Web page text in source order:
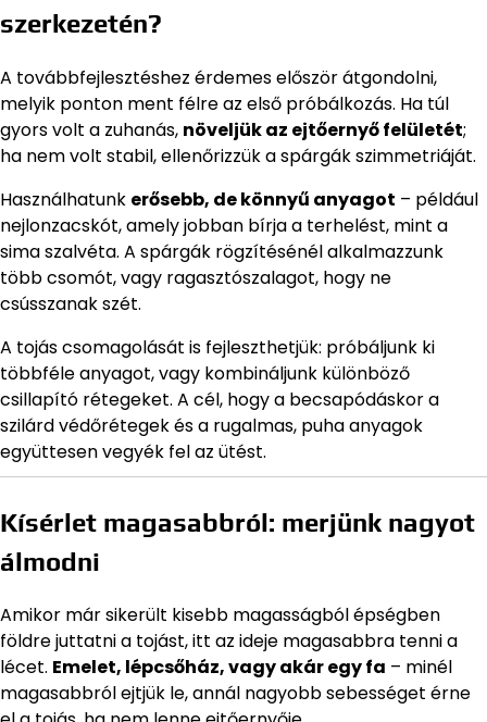
szerkezetén?
A továbbfejlesztéshez érdemes először átgondolni,
melyik ponton ment félre az első próbálkozás. Ha túl
gyors volt a zuhanás, növeljük az ejtőernyő felületét;
ha nem volt stabil, ellenőrizzük a spárgák szimmetriáját.
Használhatunk erősebb, de könnyű anyagot – például
nejlonzacskót, amely jobban bírja a terhelést, mint a
sima szalvéta. A spárgák rögzítésénél alkalmazzunk
több csomót, vagy ragasztószalagot, hogy ne
csússzanak szét.
A tojás csomagolását is fejleszthetjük: próbáljunk ki
többféle anyagot, vagy kombináljunk különböző
csillapító rétegeket. A cél, hogy a becsapódáskor a
szilárd védőrétegek és a rugalmas, puha anyagok
együttesen vegyék fel az ütést.
Kísérlet magasabbról: merjünk nagyot
álmodni
Amikor már sikerült kisebb magasságból épségben
földre juttatni a tojást, itt az ideje magasabbra tenni a
lécet. Emelet, lépcsőház, vagy akár egy fa – minél
magasabbról ejtjük le, annál nagyobb sebességet érne